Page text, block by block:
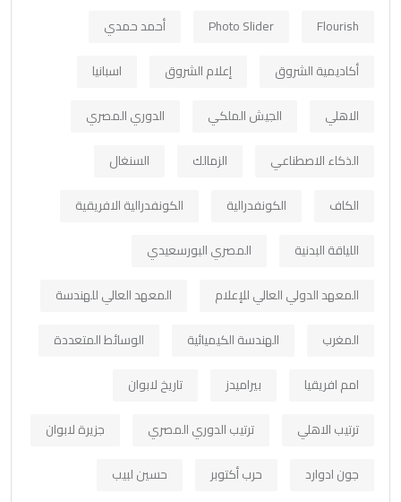
Flourish
Photo Slider
أحمد حمدي
أكاديمية الشروق
إعلام الشروق
اسبانيا
الاهلي
الجيش الملكي
الدوري المصري
الذكاء الاصطناعي
الزمالك
السنغال
الكاف
الكونفدرالية
الكونفدرالية الافريقية
اللياقة البدنية
المصري البورسعيدي
المعهد الدولي العالي للإعلام
المعهد العالي للهندسة
المغرب
الهندسة الكيميائية
الوسائط المتعددة
امم افريقيا
بيراميدز
تاريخ لابوان
ترتيب الاهلي
ترتيب الدوري المصري
جزيرة لابوان
جون ادوارد
حرب أكتوبر
حسين لبيب